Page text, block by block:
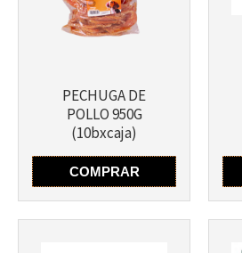
PECHUGA DE
POLLO 950G
(10bxcaja)
COMPRAR
Más info